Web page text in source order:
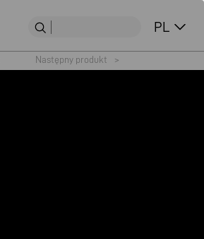
PL
Następny produkt >